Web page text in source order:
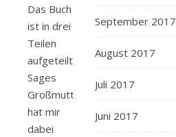
Das Buch
ist in drei
Teilen
aufgeteilt.
Sages
Großmutter
hat mir
dabei
September 2017
August 2017
Juli 2017
Juni 2017